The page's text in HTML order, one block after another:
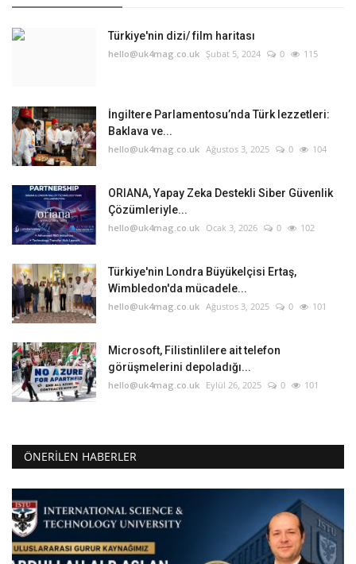
Türkiye'nin dizi/ film haritası
hello@uk4mag.co.uk Şubat 5, 2024 0 115
İngiltere Parlamentosu’nda Türk lezzetleri:
Baklava ve...
hello@uk4mag.co.uk Ağustos 3, 2025 0 104
ORIANA, Yapay Zeka Destekli Siber Güvenlik
Çözümleriyle...
hello@uk4mag.co.uk Ocak 3, 2026 0 102
Türkiye'nin Londra Büyükelçisi Ertaş,
Wimbledon'da mücadele...
hello@uk4mag.co.uk Ağustos 3, 2025 0 101
Microsoft, Filistinlilere ait telefon
görüşmelerini depoladığı...
hello@uk4mag.co.uk Eylül 26, 2025 0 101
ÖNERILEN HABERLER